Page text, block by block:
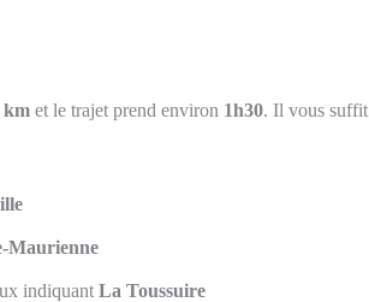
km et le trajet prend environ 1h30. Il vous suffit
Maurienne
indiquant La Toussuire